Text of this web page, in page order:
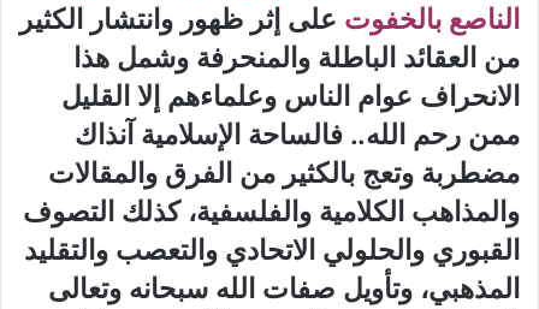
الناصع بالخفوت على إثر ظهور وانتشار الكثير
من العقائد الباطلة والمنحرفة وشمل هذا
الانحراف عوام الناس وعلماءهم إلا القليل
ممن رحم الله.. فالساحة الإسلامية آنذاك
مضطربة وتعج بالكثير من الفرق والمقالات
والمذاهب الكلامية والفلسفية، كذلك التصوف
القبوري والحلولي الاتحادي والتعصب والتقليد
المذهبي، وتأويل صفات الله سبحانه وتعالى